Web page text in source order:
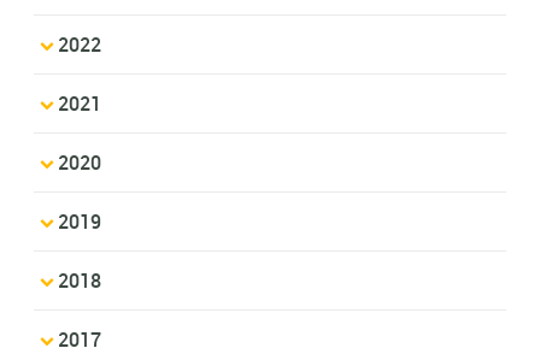
2022
2021
2020
2019
2018
2017